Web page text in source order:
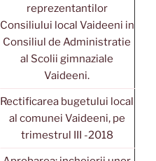
reprezentantilor
Consiliului local Vaideeni in
Consiliul de Administratie
al Scolii gimnaziale
Vaideeni.
Rectificarea bugetului local
al comunei Vaideeni, pe
trimestrul III -2018